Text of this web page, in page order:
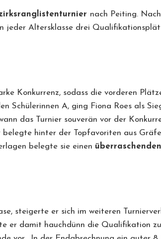
nach Peiting.
Altersklasse drei
Konkurrenz, sodass die vorderen
Schülerinnen A, ging Fiona Roes als
das Turnier souverän vor der
belegte hinter der Topfavoriten aus
belegte sie einen
steigerte er sich im weiteren
er damit hauchdünn die Qualifikation